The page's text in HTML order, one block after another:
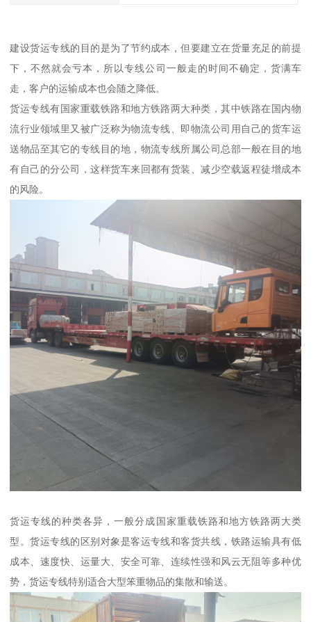
建设货运专线的目的是为了节约成本，但要建立在货量充足的前提
下，不然就会亏本，所以专线公司一般走的时间不确定，货满车
走，客户的运输成本也会随之降低。
货运专线有国家重载铁路和地方铁路两大种类，其中铁路在国内物
流行业领域里又被广泛称为物流专线、即物流公司用自己的货车运
送物品至其它的专线目的地，物流专线所属公司总部一般在目的地
有自己的分公司，这样货车来回都有货装、减少空载返程徒增成本
的风险。
货运专线的种类各异，一般分成国家重载铁路和地方铁路两大类
型。货运专线的区别对象是客运专线和客货共线，铁路运输具有低
成本、速度快、运量大、安全可靠、连续性强和风云无阻等多种优
势，货运专线特别适合大型笨重物品的集散和输送。